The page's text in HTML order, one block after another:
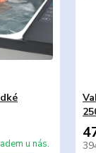
u nás.